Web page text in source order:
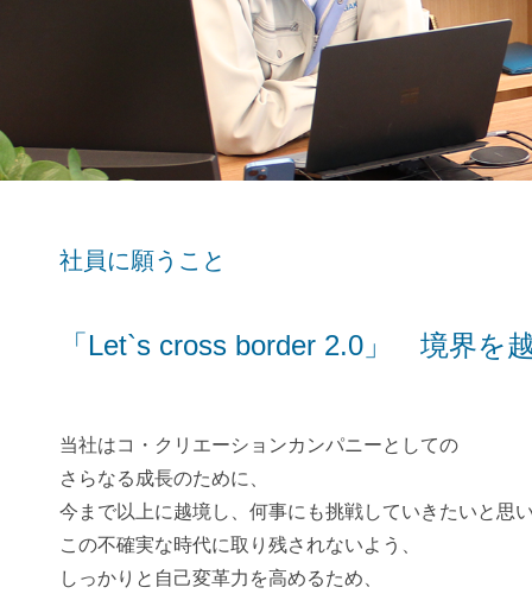
社員に願うこと
「Let`s cross border 2.0」 境界を
当社はコ・クリエーションカンパニーとしての
さらなる成長のために、
今まで以上に越境し、何事にも挑戦していきたいと思
この不確実な時代に取り残されないよう、
しっかりと自己変革力を高めるため、